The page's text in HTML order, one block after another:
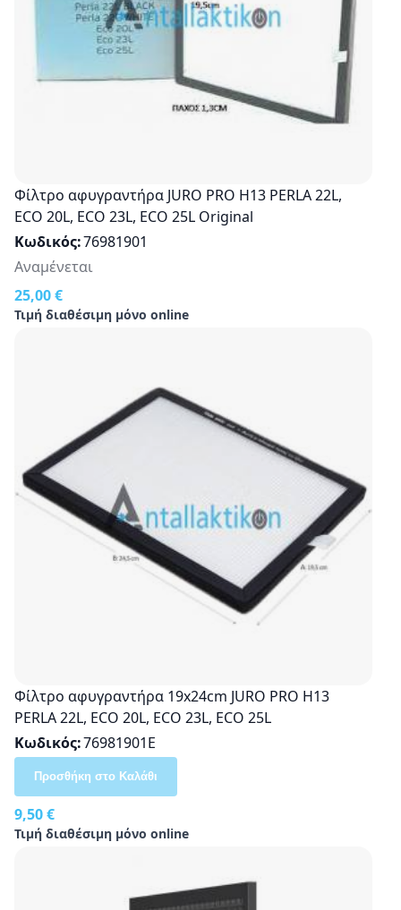
Φίλτρο αφυγραντήρα JURO PRO H13 PERLA 22L,
ECO 20L, ECO 23L, ECO 25L Original
Κωδικός 76981901
25,00 €
Τιμή διαθέσιμη μόνο online
Αναμένεται
Φίλτρο αφυγραντήρα 19x24cm JURO PRO H13
PERLA 22L, ECO 20L, ECO 23L, ECO 25L
Κωδικός 76981901E
9,50 €
Τιμή διαθέσιμη μόνο online
Προσθήκη στο Καλάθι